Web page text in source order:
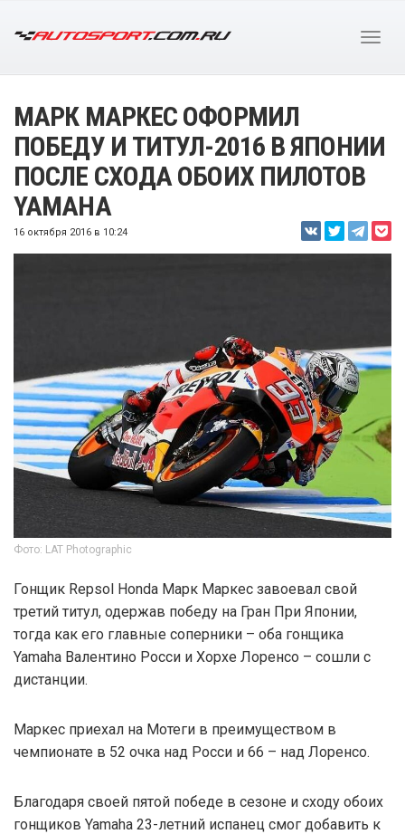
МАРК МАРКЕС ОФОРМИЛ
ПОБЕДУ И ТИТУЛ-2016 В ЯПОНИИ
ПОСЛЕ СХОДА ОБОИХ ПИЛОТОВ
YAMAHA
16 октября 2016 в 10:24
Фото: LAT Photographic
Гонщик Repsol Honda Марк Маркес завоевал свой
третий титул, одержав победу на Гран При Японии,
тогда как его главные соперники – оба гонщика
Yamaha Валентино Росси и Хорхе Лоренсо – сошли с
дистанции.
Маркес приехал на Мотеги в преимуществом в
чемпионате в 52 очка над Росси и 66 – над Лоренсо.
Благодаря своей пятой победе в сезоне и сходу обоих
гонщиков Yamaha 23-летний испанец смог добавить к